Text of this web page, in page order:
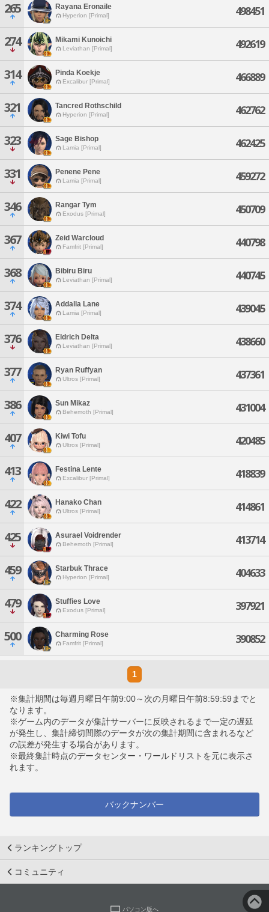
265 Rayana Eronaile
Hyperion [Primal] 498451
274 Mikami Kunoichi
Leviathan [Primal] 492619
314 Pinda Koekje
Excalibur [Primal] 466889
321 Tancred Rothschild
Hyperion [Primal] 462762
323 Sage Bishop
Lamia [Primal] 462425
331 Penene Pene
Lamia [Primal] 459272
346 Rangar Tym
Exodus [Primal] 450709
367 Zeid Warcloud
Famfrit [Primal] 440798
368 Bibiru Biru
Leviathan [Primal] 440745
374 Addalla Lane
Lamia [Primal] 439045
376 Eldrich Delta
Leviathan [Primal] 438660
377 Ryan Ruffyan
Ultros [Primal] 437361
386 Sun Mikaz
Behemoth [Primal] 431004
407 Kiwi Tofu
Ultros [Primal] 420485
413 Festina Lente
Excalibur [Primal] 418839
422 Hanako Chan
Ultros [Primal] 414861
425 Asurael Voidrender
Behemoth [Primal] 413714
459 Starbuk Thrace
Hyperion [Primal] 404633
479 Stuffies Love
Exodus [Primal] 397921
500 Charming Rose
Famfrit [Primal] 390852
1
※集計期間は毎週月曜日午前9:00～次の月曜日午前8:59:59までと
なります。
※ゲーム内のデータが集計サーバーに反映されるまで一定の遅延
が発生し、集計締切間際のデータが次の集計期間に含まれるなど
の誤差が発生する場合があります。
※最終集計時点のデータセンター・ワールドリストを元に表示さ
れます。
バックナンバー
ランキングトップ
コミュニティ
パソコン版へ